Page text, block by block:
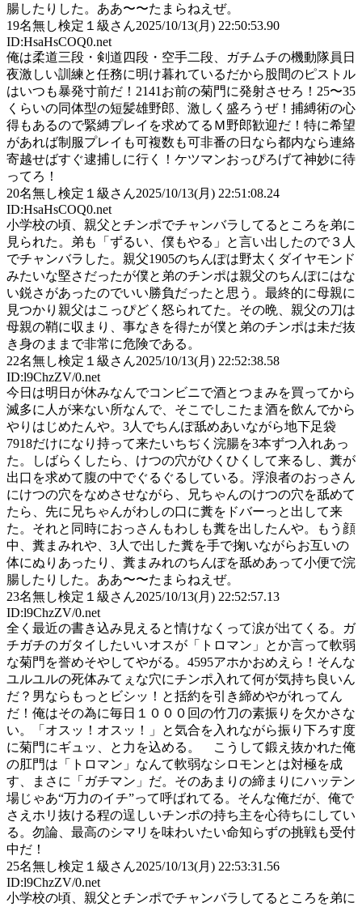
腸したりした。ああ〜〜たまらねえぜ。
19名無し検定１級さん2025/10/13(月) 22:50:53.90
ID:HsaHsCOQ0.net
俺は柔道三段・剣道四段・空手二段、ガチムチの機動隊員日
夜激しい訓練と任務に明け暮れているだから股間のピストル
はいつも暴発寸前だ！2141お前の菊門に発射させろ！25〜35
くらいの同体型の短髪雄野郎、激しく盛ろうぜ！捕縛術の心
得もあるので緊縛プレイを求めてるＭ野郎歓迎だ！特に希望
があれば制服プレイも可複数も可非番の日なら都内なら連絡
寄越せばすぐ逮捕しに行く！ケツマンおっぴろげて神妙に待
ってろ！
20名無し検定１級さん2025/10/13(月) 22:51:08.24
ID:HsaHsCOQ0.net
小学校の頃、親父とチンポでチャンバラしてるところを弟に
見られた。弟も「ずるい、僕もやる」と言い出したので３人
でチャンバラした。親父1905のちんぽは野太くダイヤモンド
みたいな堅さだったが僕と弟のチンポは親父のちんぽにはな
い鋭さがあったのでいい勝負だったと思う。最終的に母親に
見つかり親父はこっぴどく怒られてた。その晩、親父の刀は
母親の鞘に収まり、事なきを得たが僕と弟のチンポは未だ抜
き身のままで非常に危険である。
22名無し検定１級さん2025/10/13(月) 22:52:38.58
ID:l9ChzZV/0.net
今日は明日が休みなんでコンビニで酒とつまみを買ってから
滅多に人が来ない所なんで、そこでしこたま酒を飲んでから
やりはじめたんや。3人でちんぽ舐めあいながら地下足袋
7918だけになり持って来たいちぢく浣腸を3本ずつ入れあっ
た。しばらくしたら、けつの穴がひくひくして来るし、糞が
出口を求めて腹の中でぐるぐるしている。浮浪者のおっさん
にけつの穴をなめさせながら、兄ちゃんのけつの穴を舐めて
たら、先に兄ちゃんがわしの口に糞をドバーっと出して来
た。それと同時におっさんもわしも糞を出したんや。もう顔
中、糞まみれや、3人で出した糞を手で掬いながらお互いの
体にぬりあったり、糞まみれのちんぽを舐めあって小便で浣
腸したりした。ああ〜〜たまらねえぜ。
23名無し検定１級さん2025/10/13(月) 22:52:57.13
ID:l9ChzZV/0.net
全く最近の書き込み見えると情けなくって涙が出てくる。ガ
チガチのガタイしたいいオスが「トロマン」とか言って軟弱
な菊門を誉めそやしてやがる。4595アホかおめえら！そんな
ユルユルの死体みてぇな穴にチンポ入れて何が気持ち良いん
だ？男ならもっとビシッ！と括約を引き締めやがれってん
だ！俺はその為に毎日１０００回の竹刀の素振りを欠かさな
い。「オスッ！オスッ！」と気合を入れながら振り下ろす度
に菊門にギュッ、と力を込める。 こうして鍛え抜かれた俺
の肛門は「トロマン」なんて軟弱なシロモンとは対極を成
す、まさに「ガチマン」だ。そのあまりの締まりにハッテン
場じゃあ“万力のイチ”って呼ばれてる。そんな俺だが、俺で
さえホリ抜ける程の逞しいチンポの持ち主を心待ちにしてい
る。勿論、最高のシマリを味わいたい命知らずの挑戦も受付
中だ！
25名無し検定１級さん2025/10/13(月) 22:53:31.56
ID:l9ChzZV/0.net
小学校の頃、親父とチンポでチャンバラしてるところを弟に